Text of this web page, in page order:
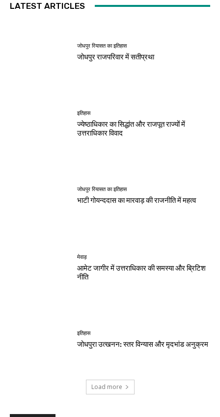
LATEST ARTICLES
जोधपुर रियासत का इतिहास
जोधपुर राजपरिवार में सतीप्रथा
इतिहास
ज्येष्ठाधिकार का सिद्धांत और राजपूत राज्यों में
उत्तराधिकार विवाद
जोधपुर रियासत का इतिहास
भाटी गोयन्ददास का मारवाड़ की राजनीति में महत्व
मेवाड़
आमेट जागीर में उत्तराधिकार की समस्या और ब्रिटिश
नीति
इतिहास
जोधपुरा उत्खनन: स्तर विन्यास और मृदभांड अनुक्रम
Load more